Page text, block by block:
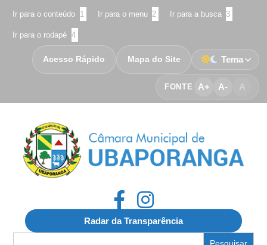
Ir para o conteúdo 1 Ir para o menu 2 Ir para a busca 3
Ir para o rodapé 4
FONTE A+ A- A
Acesso Rápido Mapa do Site Tema
Radar da Transparência